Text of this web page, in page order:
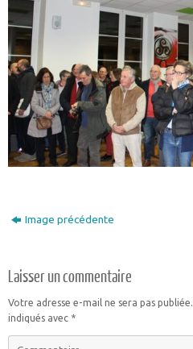
Image précédente
Laisser un commentaire
Votre adresse e-mail ne sera pas publiée.
indiqués avec *